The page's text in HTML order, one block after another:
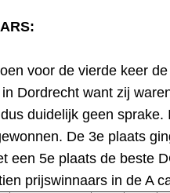
voor de vierde keer
Dordrecht want zij
duidelijk geen
De 3e plaats
5e plaats de beste
prijswinnaars in de A